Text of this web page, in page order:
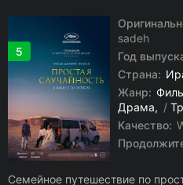
5
sadeh
Год
Страна:
Жанр:
Драма
/
Качество:
Семейное путешествие по